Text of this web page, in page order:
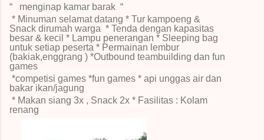
“ menginap kamar barak “
* Minuman selamat datang * Tur kampoeng &
Snack dirumah warga * Tenda dengan kapasitas
besar & kecil * Lampu penerangan * Sleeping bag
untuk setiap peserta * Permainan lembur
(bakiak,enggrang ) *Outbound teambuilding dan fun
games
*competisi games *fun games * api unggas air dan
bakar ikan/jagung
* Makan siang 3x , Snack 2x * Fasilitas : Kolam
renang